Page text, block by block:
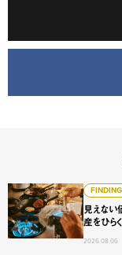
FINDING
見えない
産をひら
2026.08.06
見えない価値は「